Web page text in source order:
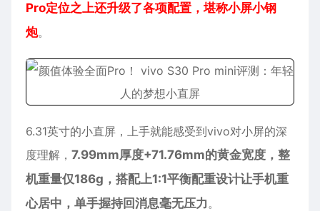
Pro定位之上还升级了各项配置，堪称小屏小钢
炮。
6.31英寸的小直屏，上手就能感受到vivo对小屏的深
度理解， 7.99mm厚度+71.76mm的黄金宽度，整
机重量仅186g，搭配上1:1平衡配重设计让手机重
心居中，单手握持回消息毫无压力。